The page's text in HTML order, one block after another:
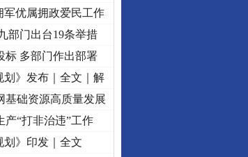
优属拥政爱民工作
部门出台19条举措
标 多部门作出部署
划》发布｜全文｜解
基础资源高质量发展
产“打非治违”工作
划》印发｜全文